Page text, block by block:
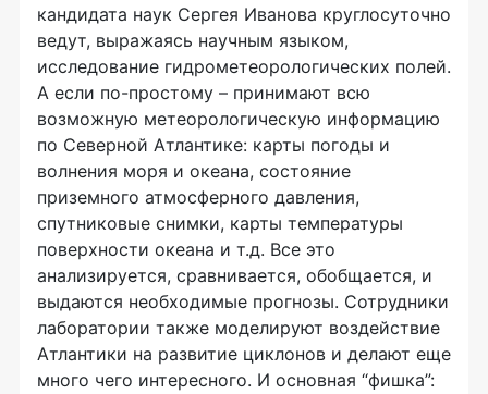
кандидата наук Сергея Иванова круглосуточно
ведут, выражаясь научным языком,
исследование гидрометеорологических полей.
А если по-простому – принимают всю
возможную метеорологическую информацию
по Северной Атлантике: карты погоды и
волнения моря и океана, состояние
приземного атмосферного давления,
спутниковые снимки, карты температуры
поверхности океана и т.д. Все это
анализируется, сравнивается, обобщается, и
выдаются необходимые прогнозы. Сотрудники
лаборатории также моделируют воздействие
Атлантики на развитие циклонов и делают еще
много чего интересного. И основная “фишка”: